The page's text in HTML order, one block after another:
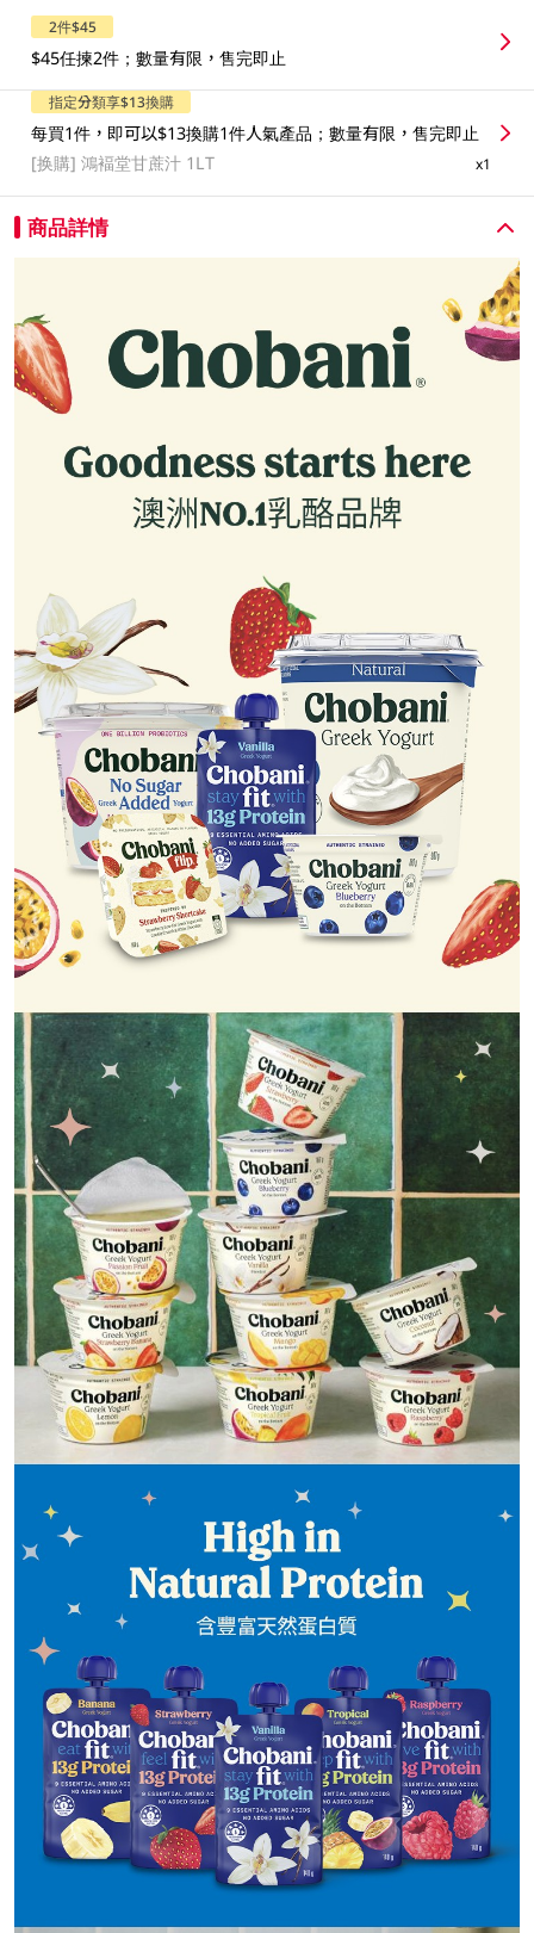
2件$45
$45任揀2件；數量有限，售完即止
指定分類享$13換購
每買1件，即可以$13換購1件人氣產品；數量有限，售完即止
[换購]鴻褔堂甘蔗汁 1LT x1
商品詳情